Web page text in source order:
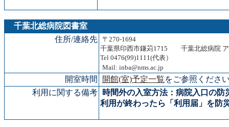
千葉北総病院図書室
住所/連絡先 〒270-1694
千葉県印西市鎌苅1715 千葉北総病院 ア
Tel 0476(99)1111(代表）
Mail: inba@nms.ac.jp
開室時間 開館(室)予定一覧をご参照くださ
利用に関する備考
時間外の入室方法： 病院入口の防
利用が終わったら「利用届」を防